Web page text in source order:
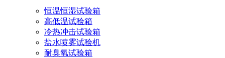
恒温恒湿试验箱
高低温试验箱
冷热冲击试验箱
盐水喷雾试验机
耐臭氧试验箱